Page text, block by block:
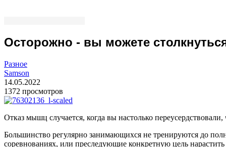
Осторожно - вы можете
Разное
Samson
14.05.2022
1372 просмотров
Отказ мышц случается, когда вы настолько
Большинство регулярно занимающихся не тренируются до
соревнованиях, или преследующие конкретную цель